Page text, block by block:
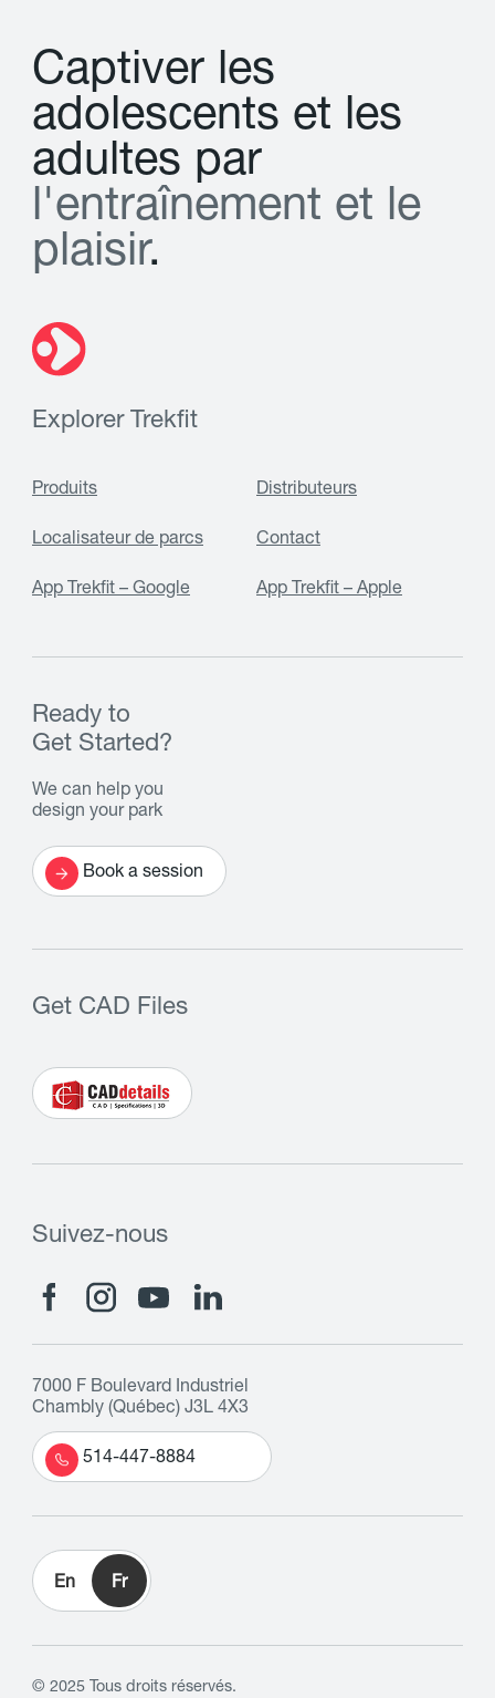
Captiver les
adolescents et les
adultes par
l'entraînement et le
plaisir.
Explorer Trekfit
Produits Distributeurs
Localisateur de parcs Contact
App Trekfit – Google App Trekfit – Apple
Ready to
Get Started?
We can help you
design your park
Book a session
Get CAD Files
Suivez-nous
7000 F Boulevard Industriel
Chambly (Québec) J3L 4X3
514-447-8884
En Fr
© 2025 Tous droits réservés.